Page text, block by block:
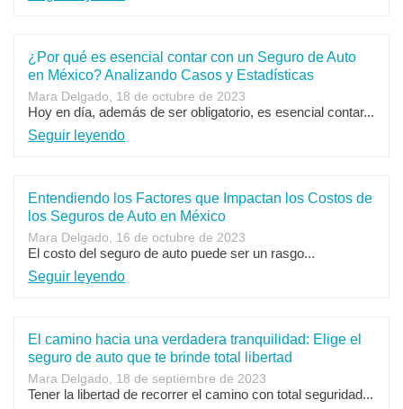
¿Por qué es esencial contar con un Seguro de Auto
en México? Analizando Casos y Estadísticas
Mara Delgado, 18 de octubre de 2023
Hoy en día, además de ser obligatorio, es esencial contar...
Seguir leyendo
Entendiendo los Factores que Impactan los Costos de
los Seguros de Auto en México
Mara Delgado, 16 de octubre de 2023
El costo del seguro de auto puede ser un rasgo...
Seguir leyendo
El camino hacia una verdadera tranquilidad: Elige el
seguro de auto que te brinde total libertad
Mara Delgado, 18 de septiembre de 2023
Tener la libertad de recorrer el camino con total seguridad...